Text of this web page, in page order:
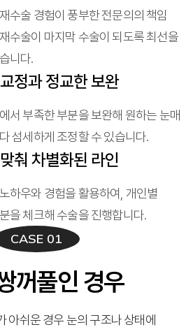
수술 경험이 풍부한 전문의의 책임
수술이 마지막 수술이 되도록 최선을
니다.
정과 정교한 보완
서 부족한 부분을 보완해 원하는 눈매
섬세하게 조정할 수 있습니다.
춰 차별화된 라인
하우와 경험을 활용하여, 개인별
을 체크해 수술을 진행합니다.
CASE 01
꺼풀인 경우
아쉬운 경우 눈의 구조나 상태에